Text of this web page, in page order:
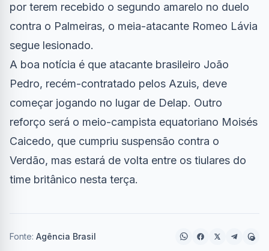
por terem recebido o segundo amarelo no duelo
contra o Palmeiras, o meia-atacante Romeo Lávia
segue lesionado.
A boa notícia é que atacante brasileiro João
Pedro, recém-contratado pelos Azuis, deve
começar jogando no lugar de Delap. Outro
reforço será o meio-campista equatoriano Moisés
Caicedo, que cumpriu suspensão contra o
Verdão, mas estará de volta entre os tiulares do
time britânico nesta terça.
Fonte: Agência Brasil